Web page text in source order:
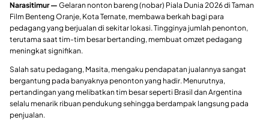
Narasitimur — Gelaran nonton bareng (nobar) Piala Dunia 2026 di Taman
Film Benteng Oranje, Kota Ternate, membawa berkah bagi para
pedagang yang berjualan di sekitar lokasi. Tingginya jumlah penonton,
terutama saat tim-tim besar bertanding, membuat omzet pedagang
meningkat signifikan.
Salah satu pedagang, Masita, mengaku pendapatan jualannya sangat
bergantung pada banyaknya penonton yang hadir. Menurutnya,
pertandingan yang melibatkan tim besar seperti Brasil dan Argentina
selalu menarik ribuan pendukung sehingga berdampak langsung pada
penjualan.